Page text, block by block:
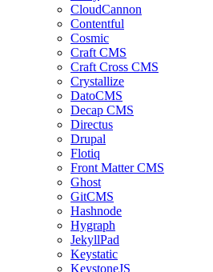
CloudCannon
Contentful
Cosmic
Craft CMS
Craft Cross CMS
Crystallize
DatoCMS
Decap CMS
Directus
Drupal
Flotiq
Front Matter CMS
Ghost
GitCMS
Hashnode
Hygraph
JekyllPad
Keystatic
KeystoneJS